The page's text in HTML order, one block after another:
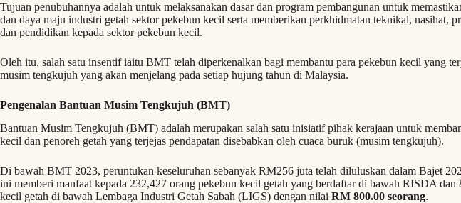
Tujuan penubuhannya adalah untuk melaksanakan dasar dan program pembangunan untuk
dan daya maju industri getah sektor pekebun kecil serta memberikan perkhidmatan teknikal, nasihat,
dan pendidikan kepada sektor pekebun kecil.
Oleh itu, salah satu insentif iaitu BMT telah diperkenalkan bagi membantu para pekebun kecil yang
musim tengkujuh yang akan menjelang pada setiap hujung tahun di Malaysia.
Pengenalan Bantuan Musim Tengkujuh (BMT)
Bantuan Musim Tengkujuh (BMT) adalah merupakan salah satu inisiatif pihak kerajaan untuk
kecil dan penoreh getah yang terjejas pendapatan disebabkan oleh cuaca buruk (musim tengkujuh).
Di bawah BMT 2023, peruntukan keseluruhan sebanyak RM256 juta telah diluluskan dalam Bajet
ini memberi manfaat kepada 232,427 orang pekebun kecil getah yang berdaftar di bawah RISDA dan
kecil getah di bawah Lembaga Industri Getah Sabah (LIGS) dengan nilai RM 800.00 seorang.